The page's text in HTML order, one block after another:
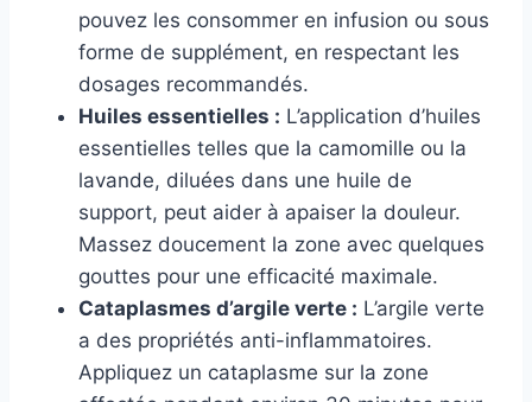
pouvez les consommer en infusion ou sous
forme de supplément, en respectant les
dosages recommandés.
Huiles essentielles : L’application d’huiles
essentielles telles que la camomille ou la
lavande, diluées dans une huile de
support, peut aider à apaiser la douleur.
Massez doucement la zone avec quelques
gouttes pour une efficacité maximale.
Cataplasmes d’argile verte : L’argile verte
a des propriétés anti-inflammatoires.
Appliquez un cataplasme sur la zone